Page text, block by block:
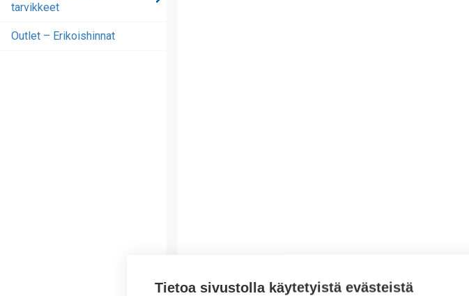
Tietoa sivustolla käytetyistä evästeistä
tarvikkeet
Outlet – Erikoishinnat